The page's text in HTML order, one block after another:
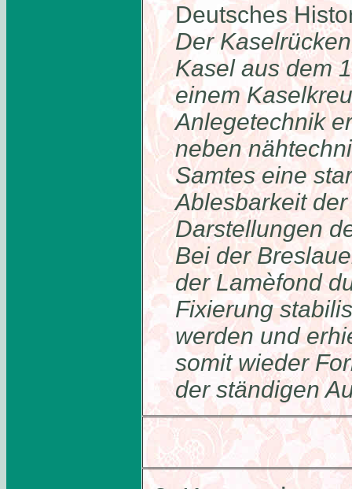
Deutsches
Der
Kasel aus dem
einem
Anlegetechnik
neben
Samtes eine
Ablesbarkeit der
Darstellungen
Bei der
der Lamèfond
Fixierung
werden und
somit wieder
der ständigen